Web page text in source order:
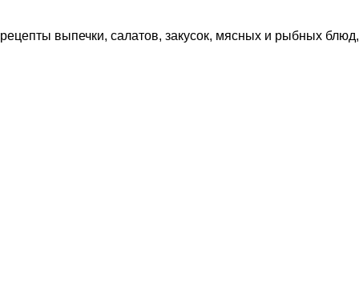
рецепты выпечки, салатов, закусок, мясных и рыбных